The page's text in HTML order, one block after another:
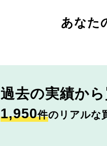
あなた
過去の実績から
1,950件のリアルな